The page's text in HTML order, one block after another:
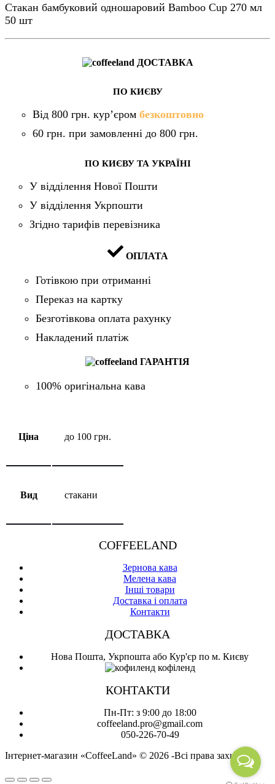
Стакан бамбуковий одношаровий Bamboo Cup 270 мл
50 шт
ДОСТАВКА
ПО КИЄВУ
Від 800 грн. кур’єром безкоштовно
60 грн. при замовленні до 800 грн.
ПО КИЄВУ ТА УКРАЇНІ
У відділення Нової Пошти
У відділення Укрпошти
Згідно тарифів перевізника
ОПЛАТА
Готівкою при отриманні
Переказ на картку
Безготівкова оплата рахунку
Накладений платіж
ГАРАНТІЯ
100% оригінальна кава
Ціна до 100 грн.
Вид стакани
COFFEELAND
Зернова кава
Мелена кава
Інші товари
Доставка і оплата
Контакти
ДОСТАВКА
Нова Пошта, Укрпошта або Кур'єр по м. Києву
КОНТАКТИ
Пн-Пт: з 9:00 до 18:00
coffeeland.pro@gmail.com
050-226-70-49
Інтернет-магазин «CoffeeLand» © 2026 -Всі права захищені